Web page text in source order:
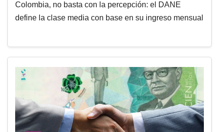
Colombia, no basta con la percepción: el DANE
define la clase media con base en su ingreso mensual